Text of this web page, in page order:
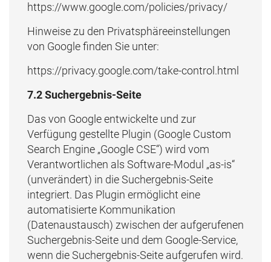
https://www.google.com/policies/privacy/
Hinweise zu den Privatsphäreeinstellungen
von Google finden Sie unter:
https://privacy.google.com/take-control.html
7.2 Suchergebnis-Seite
Das von Google entwickelte und zur
Verfügung gestellte Plugin (Google Custom
Search Engine „Google CSE“) wird vom
Verantwortlichen als Software-Modul „as-is“
(unverändert) in die Suchergebnis-Seite
integriert. Das Plugin ermöglicht eine
automatisierte Kommunikation
(Datenaustausch) zwischen der aufgerufenen
Suchergebnis-Seite und dem Google-Service,
wenn die Suchergebnis-Seite aufgerufen wird.